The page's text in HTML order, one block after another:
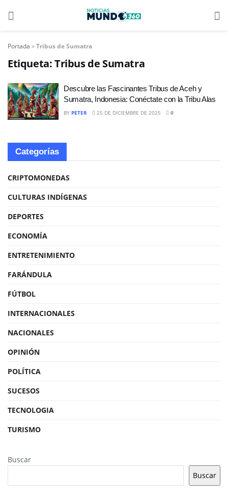
Portada »Tribus de Sumatra
Etiqueta:Tribus de Sumatra
Descubre las Fascinantes Tribus de Aceh y
Sumatra, Indonesia: Conéctate con la Tribu Alas
BY PETER 25 DE DICIEMBRE DE 2025 0
Categorías
CRIPTOMONEDAS
CULTURAS INDÍGENAS
DEPORTES
ECONOMÍA
ENTRETENIMIENTO
FARÁNDULA
FÚTBOL
INTERNACIONALES
NACIONALES
OPINIÓN
POLÍTICA
SUCESOS
TECNOLOGIA
TURISMO
Buscar
Buscar